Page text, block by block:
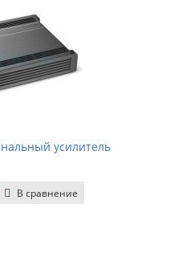
усилитель
В сравнение